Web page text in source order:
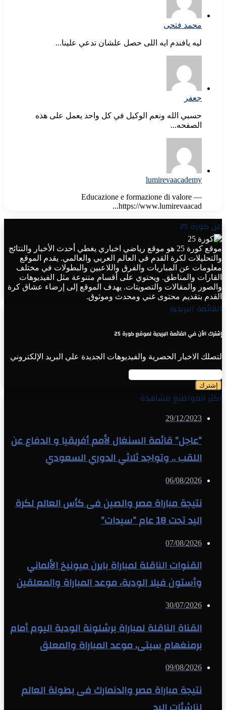
محمد فتحى
ليه يافندم ايه اللى حصل علشان تدعي علينا...
جعفر
حسبي الله ونعم الوكيل في كل واحد يعمل على هذه
الصفحه...
lumirevaacademy
Educazione e formazione di valore —
https://www.lumirevaacad...
عن كورة 25
موقع كورة 25 هو موقع رياضي اخباري يغطي أحدث الأخبار والنتائج
والتحليلات لكرة القدم في العالم العربي والعالمي. يقدم الموقع
معلومات عن المباريات والفرق واللاعبين والبطولات في مختلف
القارات والمناطق. ويحتوي على أقسام متنوعة مثل الفيديوهات
والصور والمقالات والتصويتات. يهدف الموقع إلى إرضاء عشاق كرة
القدم بتقديم محتوى غني ومحدث وموثوق.
القائمة البريدية
إشترك الأن في القائمة البريدية لموقع كورة 25
لتصلك الاخبار الحصرية والفيديوهات الجديدة علي البريد الإلكتروني
أدخل
بريدك
الإلكتروني
اكثر المواضيع مشاهدة
29/12/2023
“عاجل” قائمة السنغال لأمم أفريقيا و الدفاع عن
اللقب .. وتواجد ثلاثي الدوري السعودي
06/08/2026
نتيجة مباراة مصر والصين فى كأس العالم لكرة
اليد تحت 18 عام “سيدات”
07/08/2026
القنوات الناقلة لمباراة بايرن ميونيخ الألماني
وأستون فيلا الودية، موعد المباراة والمعلقين
30/07/2026
القناة الناقلة لمباراة برشلونة الودية اليوم أمام
برمنغهام سيتى، موعد المباراة والمعلق
09/08/2026
نتيجة مباراة مصر والدنمارك فى بطولة العالم